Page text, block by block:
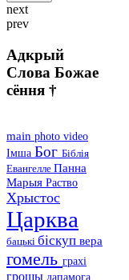
next
prev
Адкрый
Слова Божае
сёння †
main photo video
Імша Бог Біблія
Евангелле Панна
Марыя Раство
Хрыстос
Царква
бацькі біскуп вера
гомель грахі
грошы дапамога